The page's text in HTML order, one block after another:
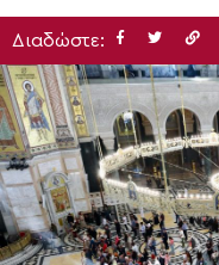
Διαδώστε: